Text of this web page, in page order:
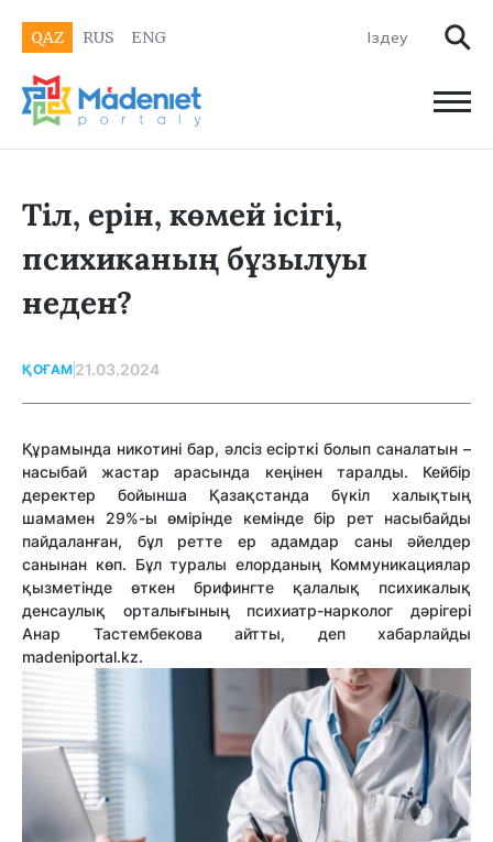
QAZ RUS ENG
Тіл, ерін, көмей ісігі,
психиканың бұзылуы
неден?
ҚОҒАМ 21.03.2024
Құрамында никотині бар, әлсіз есірткі болып саналатын –
насыбай жастар арасында кеңінен таралды. Кейбір
деректер бойынша Қазақстанда бүкіл халықтың
шамамен 29%-ы өмірінде кемінде бір рет насыбайды
пайдаланған, бұл ретте ер адамдар саны әйелдер
санынан көп. Бұл туралы елорданың Коммуникациялар
қызметінде өткен брифингте қалалық психикалық
денсаулық орталығының психиатр-нарколог дәрігері
Анар Тастембекова айтты, деп хабарлайды
madeniportal.kz.